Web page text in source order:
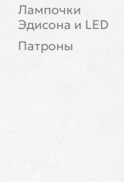
Лампочки
Эдисона и LED
Патроны